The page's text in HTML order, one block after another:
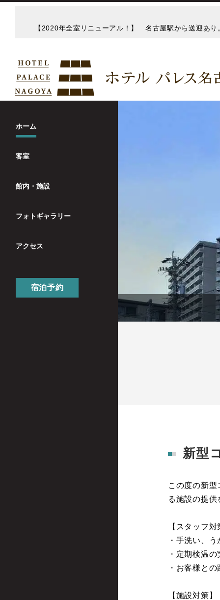
【2020年全室リニューアル！】 名古屋駅から送迎あ
ホーム
客室
館内・施設
フォトギャラリー
アクセス
宿泊予約
新型
この度の新
る施設の提
【スタッフ対
・手洗い、
・定期検温の
・お客様と
【施設対策】